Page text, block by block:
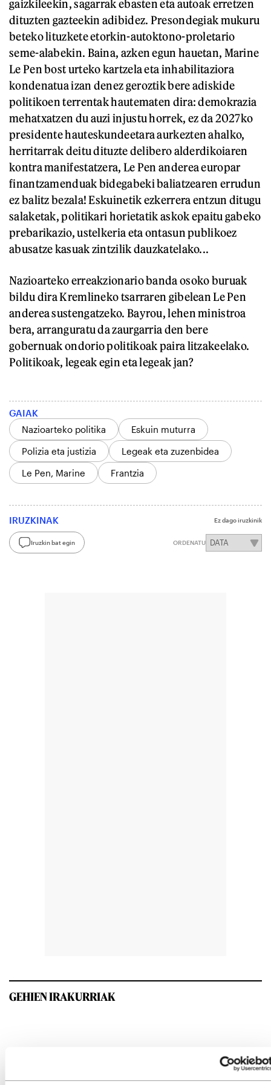
gaizkileekin, sagarrak ebasten eta autoak erretzen
dituzten gazteekin adibidez. Presondegiak mukuru
beteko lituzkete etorkin-autoktono-proletario
seme-alabekin. Baina, azken egun hauetan, Marine
Le Pen bost urteko kartzela eta inhabilitaziora
kondenatua izan denez geroztik bere adiskide
politikoen terrentak hautematen dira: demokrazia
mehatxatzen du auzi injustu horrek, ez da 2027ko
presidente hauteskundeetara aurkezten ahalko,
herritarrak deitu dituzte delibero alderdikoiaren
kontra manifestatzera, Le Pen anderea europar
finantzamenduak bidegabeki baliatzearen errudun
ez balitz bezala! Eskuinetik ezkerrera entzun ditugu
salaketak, politikari horietatik askok epaitu gabeko
prebarikazio, ustelkeria eta ontasun publikoez
abusatze kasuak zintzilik dauzkatelako...
Nazioarteko erreakzionario banda osoko buruak
bildu dira Kremlineko tsarraren gibelean Le Pen
anderea sustengatzeko. Bayrou, lehen ministroa
bera, arranguratu da zaurgarria den bere
gobernuak ondorio politikoak paira litzakeelako.
Politikoak, legeak egin eta legeak jan?
GAIAK
Nazioarteko politika
Eskuin muturra
Polizia eta justizia
Legeak eta zuzenbidea
Le Pen, Marine
Frantzia
IRUZKINAK Ez dago iruzkinik
Iruzkin bat egin ORDENATU
GEHIEN IRAKURRIAK